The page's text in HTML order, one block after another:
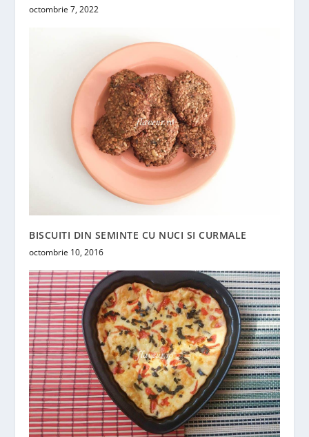
octombrie 7, 2022
BISCUITI DIN SEMINTE CU NUCI SI CURMALE
octombrie 10, 2016